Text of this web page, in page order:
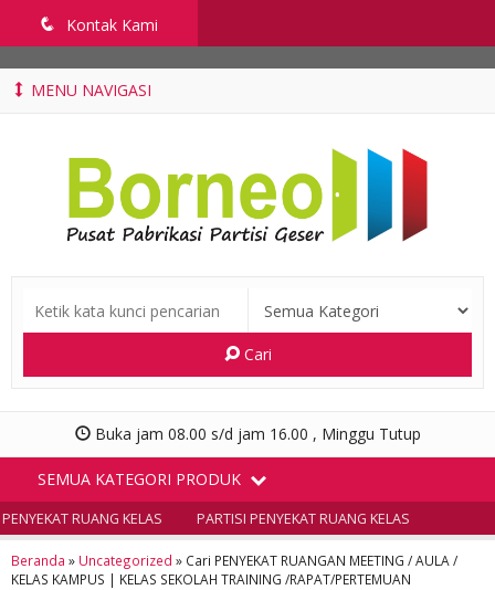
q Kontak Kami
MENU NAVIGASI
Cari
Buka jam 08.00 s/d jam 16.00 , Minggu Tutup
SEMUA KATEGORI PRODUK
RUANG KELAS PARTISI PENYEKAT RUANG KELAS
Beranda » Uncategorized » Cari PENYEKAT RUANGAN MEETING / AULA /
KELAS KAMPUS | KELAS SEKOLAH TRAINING /RAPAT/PERTEMUAN